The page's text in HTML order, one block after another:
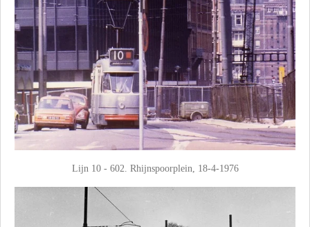
Lijn 10 - 602. Rhijnspoorplein, 18-4-1976